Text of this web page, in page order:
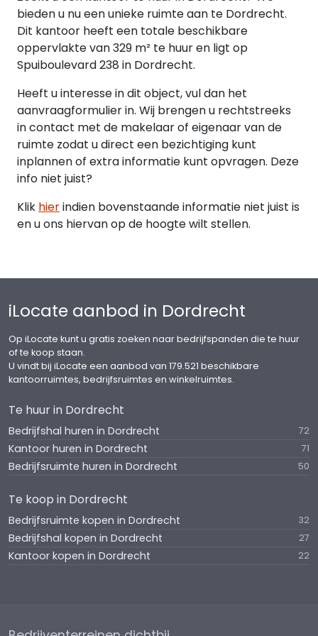
huurovereenkomst wel in het gehuurde achter te
blijven.
Huurprijs
Kantoorruimte:
€ 150,00 per m² per jaar;
Parkeerplaatsen:
€ 1.560,00 per parkeerplaats per jaar.
Bovengenoemde huurprijs is exclusief BTW,
Huur te voldoen bij vooruitbetaling per maand.
Jaarlijks, voor het eerst één jaar na datum
prijsindexcijfer volgens de consumentenprijsindex
gepubliceerd door het Centraal Bureau voor de
Statistiek (CBS).
Vijf jaar met verlengingsperioden van vijf jaar.
Opzegtermijn
Wederzijdse opzegtermijn van twaalf maanden
Omzetbelasting
Het uitgangspunt is dat Huurder het gehuurde voor
tenminste het bij Wet vastgestelde of nader vast
te stellen minimumpercentage blijvend zal
bieden u nu een unieke ruimte aan te Dordrecht.
Dit kantoor heeft een totale beschikbare
oppervlakte van 329 m² te huur en ligt op
Spuiboulevard 238 in Dordrecht.
Heeft u interesse in dit object, vul dan het
aanvraagformulier in. Wij brengen u rechtstreeks
in contact met de makelaar of eigenaar van de
ruimte zodat u direct een bezichtiging kunt
inplannen of extra informatie kunt opvragen. Deze
info niet juist?
Klik hierindien bovenstaande informatie niet juist is
en u ons hiervan op de hoogte wilt stellen.
iLocate aanbod in Dordrecht
Op iLocate kunt u gratis zoeken naar bedrijfspanden die te huur
of te koop staan.
U vindt bij iLocate een aanbod van 179.521 beschikbare
kantoorruimtes, bedrijfsruimtes en winkelruimtes.
Te huur in Dordrecht
Bedrijfshal huren in Dordrecht 72
Kantoor huren in Dordrecht 71
Bedrijfsruimte huren in Dordrecht 50
Te koop in Dordrecht
Bedrijfsruimte kopen in Dordrecht 32
Bedrijfshal kopen in Dordrecht 27
Kantoor kopen in Dordrecht 22